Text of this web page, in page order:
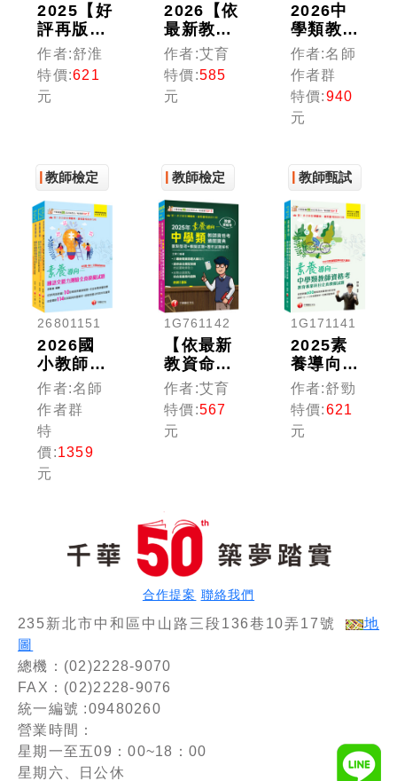
2025【好
評再版！
全方位設
計編寫】
國小教師
資格考數
版］（教
師資格考
──國小
類）
作者:舒淮
特價:621
元
2026【依
最新教資
命題大綱
編寫】素
養導向--
國小類教
整理+模
擬試題
+歷年試
題解析
[十九版]
（教師資
格考）
作者:艾育
特價:585
元
2026中
學類教師
資格考全
真模擬試
題套書：
考點歸納
各類試
彙整！
作者:名師
作者群
特價:940
元
教師檢定
26801151
2026國
小教師資
格考全真
模擬試題
套書：根
據命題趨
勢精心編
寫，試題
作者:名師
作者群
特
價:1359
元
教師檢定
1G761142
【依最新
教資命題
大綱編
寫】素養
導向--中
學類教師
+模擬試
題+歷年
試題解析
［十八
版］（教
師資格
考）
作者:艾育
特價:567
元
教師甄試
1G171141
2025素
養導向--
中學類教
師資格考
教育專業
科目全真
（中學類
教師資格
作者:舒勁
特價:621
元
合作提案 聯絡我們
235新北市中和區中山路三段136巷10弄17號
地
圖
總機：(02)2228-9070
FAX：(02)2228-9076
統一編號 :09480260
營業時間：
星期一至五09：00~18：00
星期六、日公休